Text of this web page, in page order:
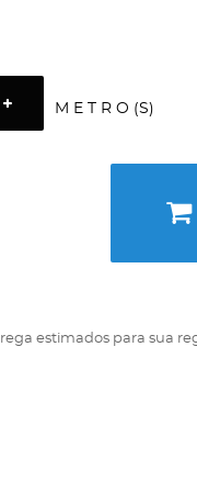
M E T R O (S)
estimados para sua